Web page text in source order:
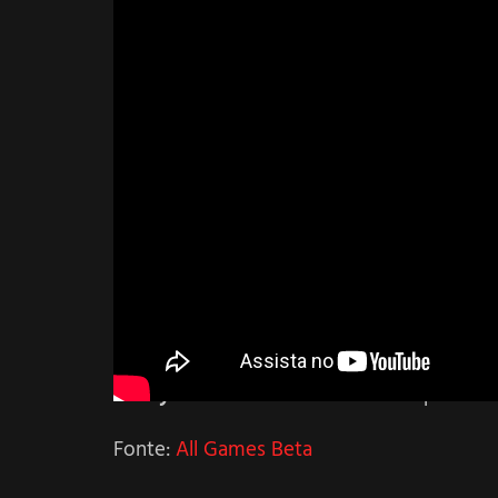
Guilty Gear Xrd -REVELATOR
sai para
Fonte:All Games Beta